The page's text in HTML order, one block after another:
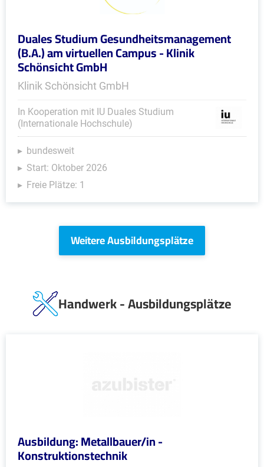
Duales Studium Gesundheitsmanagement
(B.A.) am virtuellen Campus - Klinik
Schönsicht GmbH
Klinik Schönsicht GmbH
In Kooperation mit IU Duales Studium
(Internationale Hochschule)
bundesweit
Start: Oktober 2026
Freie Plätze: 1
Weitere Ausbildungsplätze
Handwerk - Ausbildungsplätze
Ausbildung: Metallbauer/in -
Konstruktionstechnik